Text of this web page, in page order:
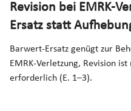
Revision bei EMRK-
Ersatz statt
Barwert-Ersatz genügt zur
EMRK-Verletzung, Revision ist
erforderlich (E. 1–3).